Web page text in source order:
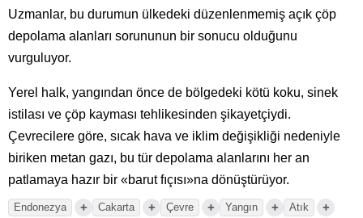
Uzmanlar, bu durumun ülkedeki düzenlenmemiş açık çöp
depolama alanları sorununun bir sonucu olduğunu
vurguluyor.
Yerel halk, yangından önce de bölgedeki kötü koku, sinek
istilası ve çöp kayması tehlikesinden şikayetçiydi.
Çevrecilere göre, sıcak hava ve iklim değişikliği nedeniyle
biriken metan gazı, bu tür depolama alanlarını her an
patlamaya hazır bir «barut fıçısı»na dönüştürüyor.
Endonezya + Cakarta + Çevre + Yangın + Atık +